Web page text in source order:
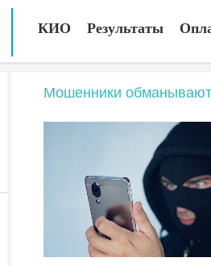
КИО Результаты
Мошенники обманывают